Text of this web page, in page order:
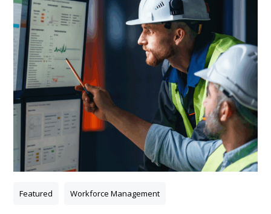
Featured Workforce Management